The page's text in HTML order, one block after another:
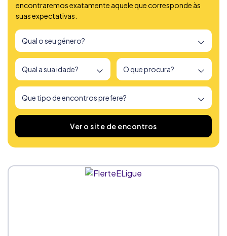
encontraremos exatamente aquele que corresponde às
suas expectativas.
Encontrámos Ver o site de encontros